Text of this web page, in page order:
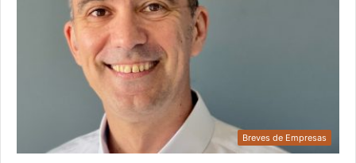
Breves de Empresas